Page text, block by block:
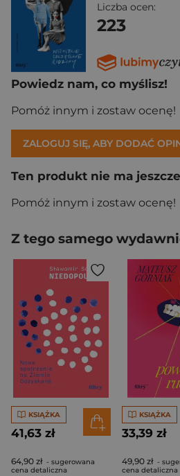
Liczba ocen:
223
Powiedz nam, co myślisz!
Pomóż innym i zostaw ocenę!
ZALOGUJ SIĘ, ABY DODAĆ
Ten produkt nie ma
Pomóż innym i zostaw ocenę!
Z tego samego
KSIĄŻKA
41,63 zł
64,90 zł - sugerowana
cena detaliczna
KSIĄŻKA
33,39 zł
49,90 zł -
cena detaliczna